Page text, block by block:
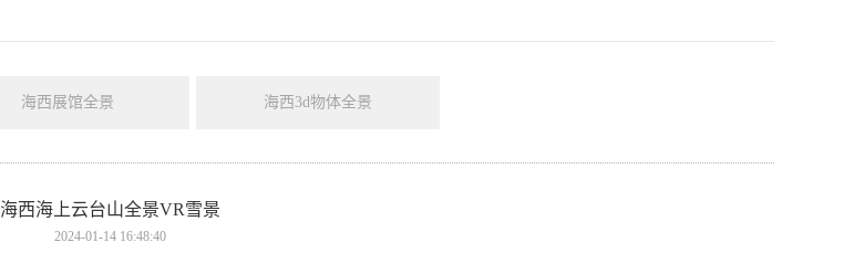
海西展馆全景 海西3d物体全景
海西海上云台山全景VR雪景
2024-01-14 16:48:40